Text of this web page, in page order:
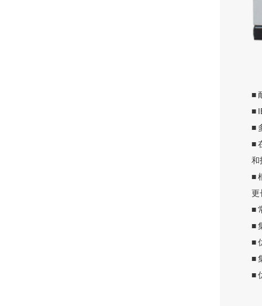
■
■
■
■
和
■
更
■
■
■
■
■